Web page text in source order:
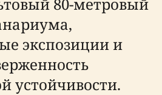
экспозиции и
устойчивости.